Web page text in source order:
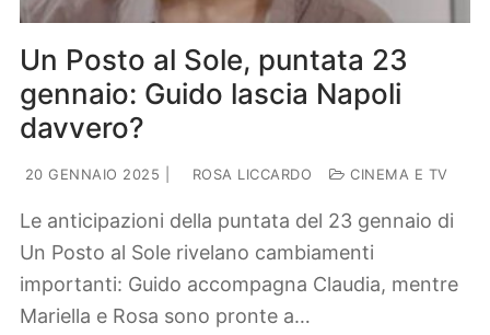
Un Posto al Sole, puntata 23
gennaio: Guido lascia Napoli
davvero?
20 GENNAIO 2025 ROSA LICCARDO CINEMA E TV
Le anticipazioni della puntata del 23 gennaio di
Un Posto al Sole rivelano cambiamenti
importanti: Guido accompagna Claudia, mentre
Mariella e Rosa sono pronte a…